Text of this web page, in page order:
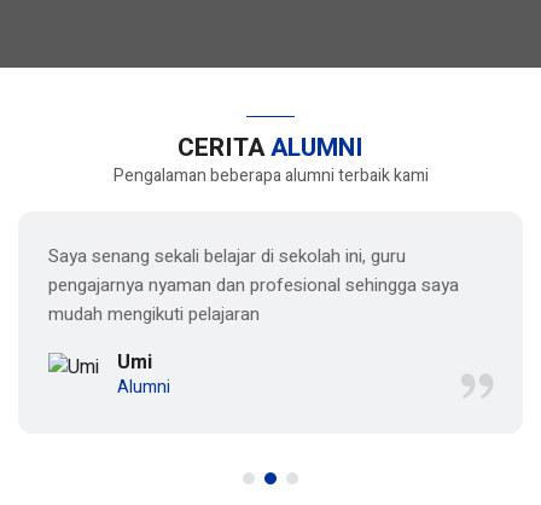
CERITAALUMNI
Pengalaman beberapa alumni terbaik kami
Saya senang sekali belajar di sekolah ini, guru
pengajarnya nyaman dan profesional sehingga saya
mudah mengikuti pelajaran
Umi
Alumni